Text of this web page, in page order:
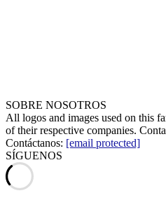
SOBRE NOSOTROS
All logos and images used on this
of their respective companies.
Contáctanos: [email protected]
SÍGUENOS